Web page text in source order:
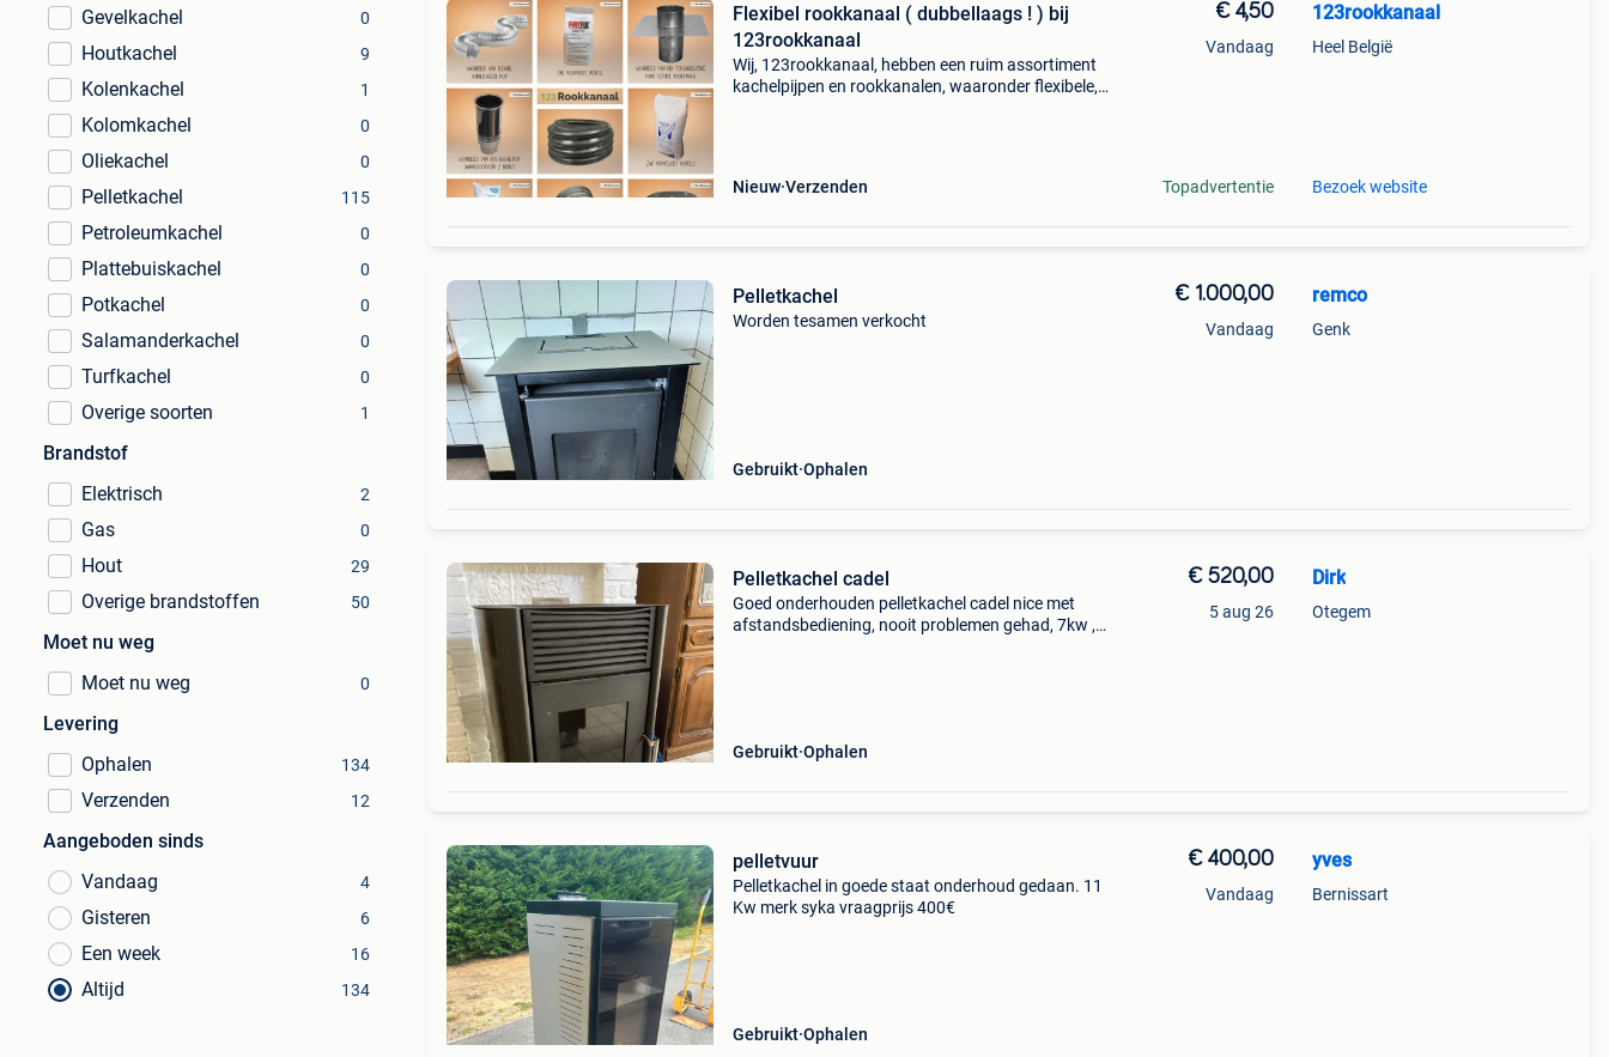
Gevelkachel 0
Houtkachel 9
Kolenkachel 1
Kolomkachel 0
Oliekachel 0
Pelletkachel 115
Petroleumkachel 0
Plattebuiskachel 0
Potkachel 0
Salamanderkachel 0
Turfkachel 0
Overige soorten 1
Brandstof
Elektrisch
2
Gas 0
Hout 29
Overige brandstoffen 50
Moet nu weg
Moet nu weg
0
Levering
Ophalen
134
Verzenden 12
Aangeboden sinds
Vandaag
4
Gisteren 6
Een week 16
Altijd 134
Flexibel rookkanaal ( dubbellaags ! ) bij
123rookkanaal
Wij, 123rookkanaal, hebben een ruim assortiment
kachelpijpen en rookkanalen, waaronder flexibele,
Nieuw Verzenden
€ 4,50
Vandaag
Topadvertentie
123rookkanaal
Heel België
Bezoek website
Pelletkachel
Worden tesamen verkocht
Gebruikt Ophalen
€ 1.000,00
Vandaag
remco
Genk
Pelletkachel cadel
Goed onderhouden pelletkachel cadel nice met
afstandsbediening, nooit problemen gehad, 7kw ,
Gebruikt Ophalen
€ 520,00
5 aug 26
Dirk
Otegem
pelletvuur
Pelletkachel in goede staat onderhoud gedaan. 11
Kw merk syka vraagprijs 400€
Gebruikt Ophalen
€ 400,00
Vandaag
yves
Bernissart